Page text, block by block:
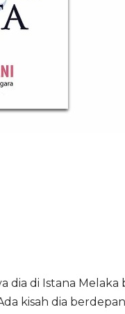
dia di Istana
kisah dia